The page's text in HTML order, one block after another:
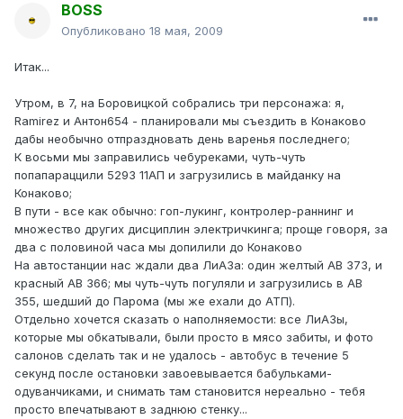
BOSS
Опубликовано 18 мая, 2009
Итак...
Утром, в 7, на Боровицкой собрались три персонажа: я,
Ramirez и Антон654 - планировали мы съездить в Конаково
дабы необычно отпраздновать день варенья последнего;
К восьми мы заправились чебуреками, чуть-чуть
попапараццили 5293 11АП и загрузились в майданку на
Конаково;
В пути - все как обычно: гоп-лукинг, контролер-раннинг и
множество других дисциплин электричкинга; проще говоря, за
два с половиной часа мы допилили до Конаково
На автостанции нас ждали два ЛиАЗа: один желтый АВ 373, и
красный АВ 366; мы чуть-чуть погуляли и загрузились в АВ
355, шедший до Парома (мы же ехали до АТП).
Отдельно хочется сказать о наполняемости: все ЛиАЗы,
которые мы обкатывали, были просто в мясо забиты, и фото
салонов сделать так и не удалось - автобус в течение 5
секунд после остановки завоевывается бабульками-
одуванчиками, и снимать там становится нереально - тебя
просто впечатывают в заднюю стенку...